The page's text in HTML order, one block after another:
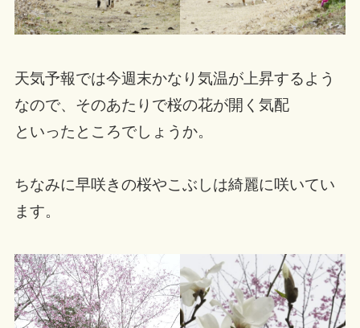
天気予報では今週末かなり気温が上昇するよう
なので、そのあたりで桜の花が開く気配
といったところでしょうか。
ちなみに早咲きの桜やこぶしは綺麗に咲いてい
ます。